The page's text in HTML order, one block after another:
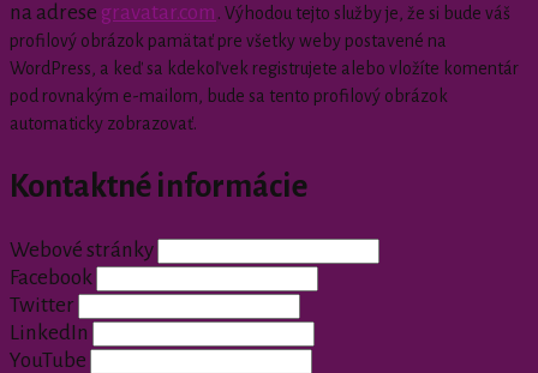
na adrese gravatar.com . Výhodou tejto služby je, že si bude váš
profilový obrázok pamätať pre všetky weby postavené na
WordPress, a keď sa kdekoľvek registrujete alebo vložíte komentár
pod rovnakým e-mailom, bude sa tento profilový obrázok
automaticky zobrazovať.
Kontaktné informácie
Webové stránky
Facebook
Twitter
LinkedIn
YouTube